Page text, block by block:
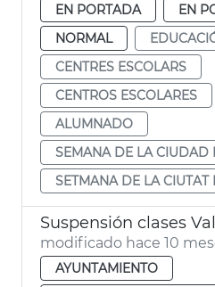
EN PORTADA
EN
NORMAL
CENTRES ESCOLARS
CENTROS ESCOLARES
ALUMNADO
SEMANA DE LA CIUDAD
SETMANA DE LA
modificado hace 10
AYUNTAMIENTO